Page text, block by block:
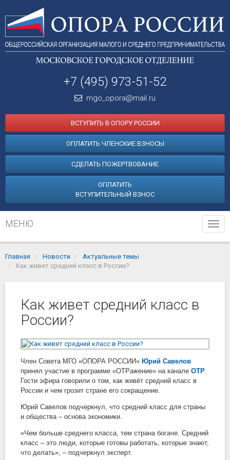
+7 (495) 973-51-52
mgo_opora@mail.ru
ВСТУПИТЬ В ОПОРУ РОССИИ
ОПЛАТИТЬ ЧЛЕНСКИЕ ВЗНОСЫ
СДЕЛАТЬ ПОЖЕРТВОВАНИЕ
ОПЛАТИТЬ
ВСТУПИТЕЛЬНЫЙ ВЗНОС
МЕНЮ
Главная Новости
Актуальные темы
Как живет средний класс в России?
Как живет средний класс в
России?
Член Совета МГО «ОПОРА РОССИИ» Юрий Савелов
принял участие в программе «ОТРажение» на канале ОТР.
Гости эфира говорили о том, как живёт средний класс в
России и чем грозит стране его сокращение.
Юрий Савелов подчеркнул, что средний класс для страны
и общества – основа экономики.
«Чем больше среднего класса, тем страна богаче. Средний
класс – это люди, которые готовы работать, которые знают,
что делать», – подчеркнул эксперт.